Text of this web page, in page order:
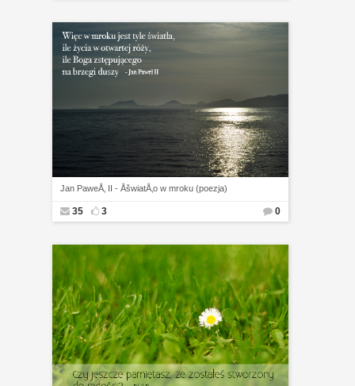
Jan PaweÅ‚ II - ÅšwiatÅ‚o w mroku (poezja)
35 3 0